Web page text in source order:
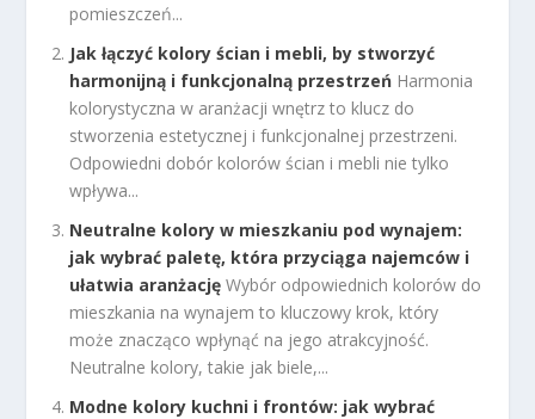
pomieszczeń...
Jak łączyć kolory ścian i mebli, by stworzyć
harmonijną i funkcjonalną przestrzeń Harmonia
kolorystyczna w aranżacji wnętrz to klucz do
stworzenia estetycznej i funkcjonalnej przestrzeni.
Odpowiedni dobór kolorów ścian i mebli nie tylko
wpływa...
Neutralne kolory w mieszkaniu pod wynajem:
jak wybrać paletę, która przyciąga najemców i
ułatwia aranżację Wybór odpowiednich kolorów do
mieszkania na wynajem to kluczowy krok, który
może znacząco wpłynąć na jego atrakcyjność.
Neutralne kolory, takie jak biele,...
Modne kolory kuchni i frontów: jak wybrać